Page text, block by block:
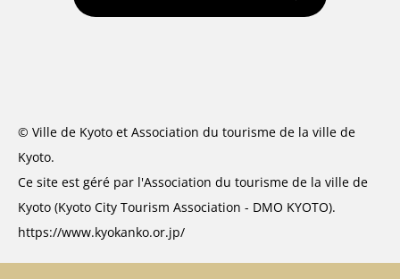
© Ville de Kyoto et Association du tourisme de la ville de
Kyoto.
Ce site est géré par l'Association du tourisme de la ville de
Kyoto (Kyoto City Tourism Association - DMO KYOTO).
https://www.kyokanko.or.jp/